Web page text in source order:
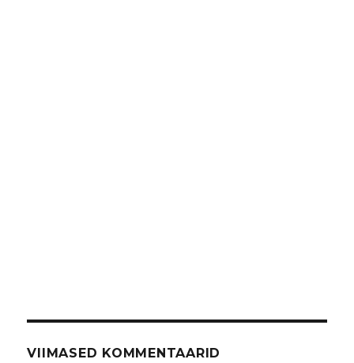
VIIMASED KOMMENTAARID